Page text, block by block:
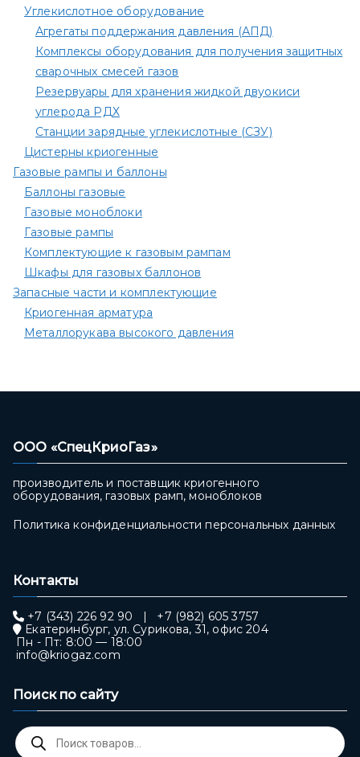
Углекислотное оборудование
Агрегаты поддержания давления (АПД)
Комплексы оборудования для получения защитных
сварочных смесей газов
Резервуары для хранения жидкой двуокиси
углерода РДХ
Станции зарядные углекислотные (СЗУ)
Цистерны криогенные
Газовые рампы и баллоны
Баллоны газовые
Газовые моноблоки
Газовые рампы
Комплектующие к газовым рампам​
Шкафы для газовых баллонов
Запасные части и комплектующие
Криогенная арматура
Металлорукава высокого давления
ООО «СпецКриоГаз»
производитель и поставщик криогенного
оборудования, газовых рамп, моноблоков
Политика конфиденциальности персональных данных
Контакты
+7 (343) 226 92 90
+7 (982) 605 3757
Екатеринбург, ул. Сурикова, 31, офис 204
Пн - Пт: 8:00 — 18:00
info@kriogaz.com
Поиск по сайту
Поиск
товаров